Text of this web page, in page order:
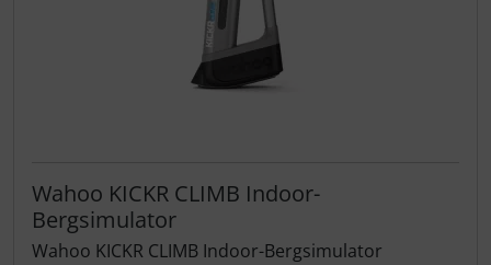
Wahoo KICKR CLIMB Indoor-
Bergsimulator
Wahoo KICKR CLIMB Indoor-Bergsimulator